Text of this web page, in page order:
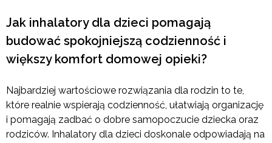
Jak inhalatory dla dzieci pomagają
budować spokojniejszą codzienność i
większy komfort domowej opieki?
Najbardziej wartościowe rozwiązania dla rodzin to te,
które realnie wspierają codzienność, ułatwiają organizację
i pomagają zadbać o dobre samopoczucie dziecka oraz
rodziców. Inhalatory dla dzieci doskonale odpowiadają na